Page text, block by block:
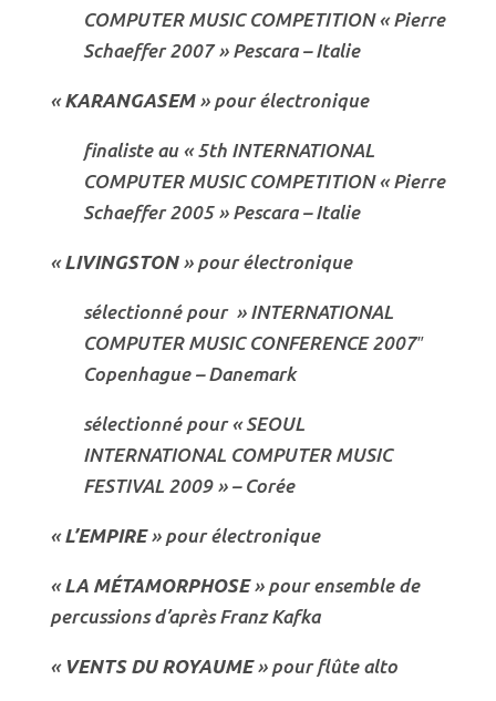
COMPUTER MUSIC COMPETITION « Pierre
Schaeffer 2007 » Pescara – Italie
«KARANGASEM» pour électronique
finaliste au « 5th INTERNATIONAL
COMPUTER MUSIC COMPETITION « Pierre
Schaeffer 2005 » Pescara – Italie
«LIVINGSTON » pour électronique
sélectionné pour » INTERNATIONAL
COMPUTER MUSIC CONFERENCE 2007″
Copenhague – Danemark
sélectionné pour « SEOUL
INTERNATIONAL COMPUTER MUSIC
FESTIVAL 2009 » – Corée
«L’EMPIRE» pour électronique
«LA MÉTAMORPHOSE» pour ensemble de
percussions d’après Franz Kafka
« VENTS DU ROYAUME» pour flûte alto